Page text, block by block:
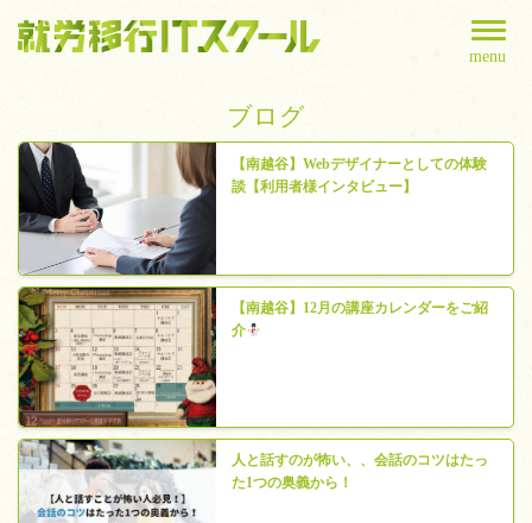
menu
ブログ
【南越谷】Webデザイナーとしての体験
談【利用者様インタビュー】
【南越谷】12月の講座カレンダーをご紹
介
人と話すのが怖い、、会話のコツはたっ
た1つの奥義から！